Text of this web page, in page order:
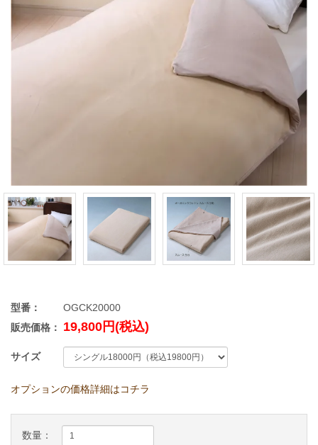
型番：
OGCK20000
販売価格：
19,800円(税込)
サイズ
オプションの価格詳細はコチラ
数量：